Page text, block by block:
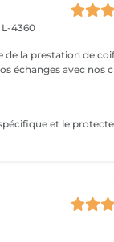
4360
échanges avec nos